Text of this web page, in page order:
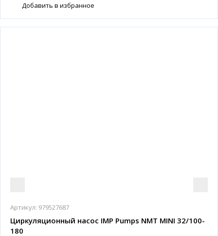
Добавить в избранное
Артикул: 979527687
Циркуляционный насос IMP Pumps NMT MINI 32/100-
180